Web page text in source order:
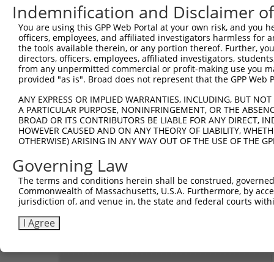
Indemnification and Disclaimer
You are using this GPP Web Portal at your own risk, and
officers, employees, and affiliated investigators harmless for
the tools available therein, or any portion thereof. Further,
directors, officers, employees, affiliated investigators,
from any unpermitted commercial or profit-making use you
provided "as is". Broad does not represent that the GPP
ANY EXPRESS OR IMPLIED WARRANTIES, INCLUDING, BUT
A PARTICULAR PURPOSE, NONINFRINGEMENT, OR THE
BROAD OR ITS CONTRIBUTORS BE LIABLE FOR ANY DIRECT,
HOWEVER CAUSED AND ON ANY THEORY OF LIABILITY,
OTHERWISE) ARISING IN ANY WAY OUT OF THE USE OF THE
Governing Law
The terms and conditions herein shall be construed,
Commonwealth of Massachusetts, U.S.A. Furthermore, by
jurisdiction of, and venue in, the state and federal courts
I Agree